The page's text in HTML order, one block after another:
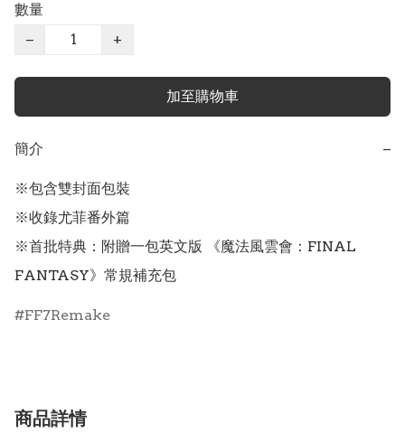
數量
−
+
加至購物車
簡介 −
※包含雙封面包裝
※收錄尤菲番外篇
※首批特典：附贈一包英文版 《魔法風雲會：FINAL
FANTASY》常規補充包
FF7Remake
商品詳情